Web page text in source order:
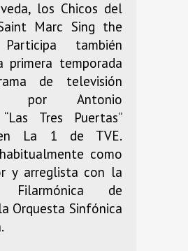
los Chicos del
Marc Sing the
también
primera temporada
de televisión
por Antonio
Tres Puertas”
La 1 de TVE.
como
y arreglista con la
Filarmónica de
Orquesta Sinfónica